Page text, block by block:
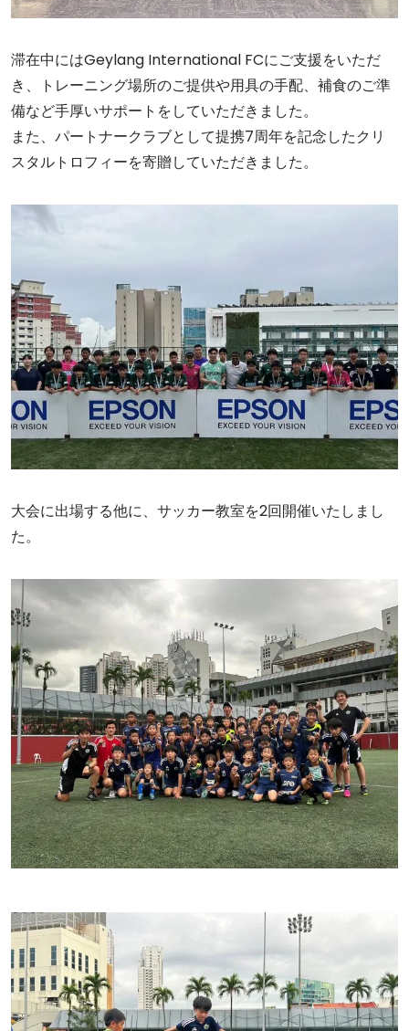
滞在中にはGeylang International FCにご支援をいただ
き、トレーニング場所のご提供や用具の手配、補食のご準
備など手厚いサポートをしていただきました。
また、パートナークラブとして提携7周年を記念したクリ
スタルトロフィーを寄贈していただきました。
大会に出場する他に、サッカー教室を2回開催いたしまし
た。